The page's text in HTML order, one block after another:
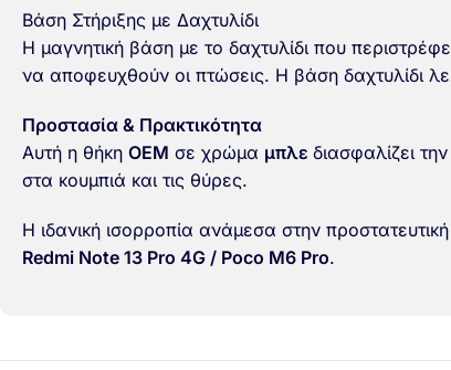
Βάση Στήριξης με Δαχτυλίδι
Η μαγνητική βάση με το δαχτυλίδι που
να αποφευχθούν οι πτώσεις. Η βάση δαχτυλίδι
Προστασία & Πρακτικότητα
Αυτή η θήκη OEM σε χρώμα μπλε διασφαλίζει
στα κουμπιά και τις θύρες.
Η ιδανική ισορροπία ανάμεσα στην
Redmi Note 13 Pro 4G / Poco M6 Pro.